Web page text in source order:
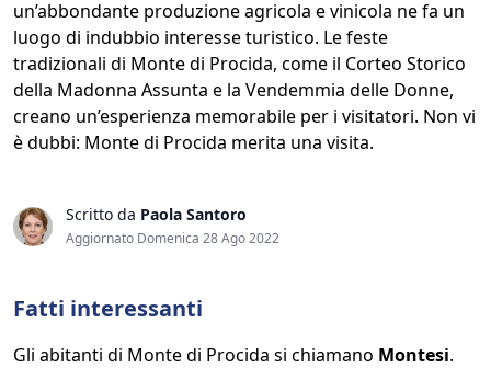
un’abbondante produzione agricola e vinicola ne fa un
luogo di indubbio interesse turistico. Le feste
tradizionali di Monte di Procida, come il Corteo Storico
della Madonna Assunta e la Vendemmia delle Donne,
creano un’esperienza memorabile per i visitatori. Non vi
è dubbi: Monte di Procida merita una visita.
Scritto da Paola Santoro
Aggiornato Domenica 28 Ago 2022
Fatti interessanti
Gli abitanti di Monte di Procida si chiamano Montesi.